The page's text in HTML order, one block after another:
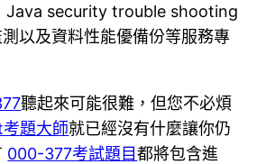
Java security trouble shooting
以及資料性能優備份等服務專
聽起來可能很難，但您不必煩
題大師就已經沒有什麼讓你仍
000-377考試題目都將包含進